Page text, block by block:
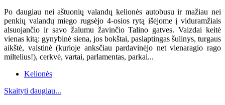
Po daugiau nei aštuonių valandų kelionės autobusu ir mažiau nei
penkių valandų miego rugsėjo 4-osios rytą išėjome į viduramžiais
alsuojančio ir savo žalumu žavinčio Talino gatves. Vaizdai keitė
vienas kitą: gynybinė siena, jos bokštai, paslaptingas šulinys, turgaus
aikštė, vaistinė (kurioje anksčiau pardavinėjo net vienaragio rago
miltelius!), cerkvė, vartai, parlamentas, parkai...
Kelionės
Skaityti daugiau...